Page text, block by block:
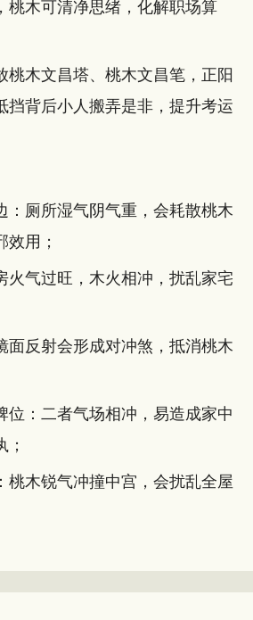
桃木可清净思绪，化解职场算
桃木文昌塔、桃木文昌笔，正阳
挡背后小人搬弄是非，提升考运
：厕所湿气阴气重，会耗散桃木
用；
火气过旺，木火相冲，扰乱家宅
面反射会形成对冲煞，抵消桃木
位：二者气场相冲，易造成家中
桃木锐气冲撞中宫，会扰乱全屋